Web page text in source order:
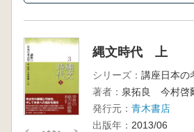
縄文時代 上
シリーズ： 講座日本の
著者： 泉拓良 今村
発行元： 青木書店
出版年： 2013/06